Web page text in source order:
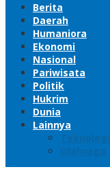
Berita
Daerah
Humaniora
Ekonomi
Nasional
Pariwisata
Politik
Hukrim
Dunia
Lainnya
Teknologi
Olahraga